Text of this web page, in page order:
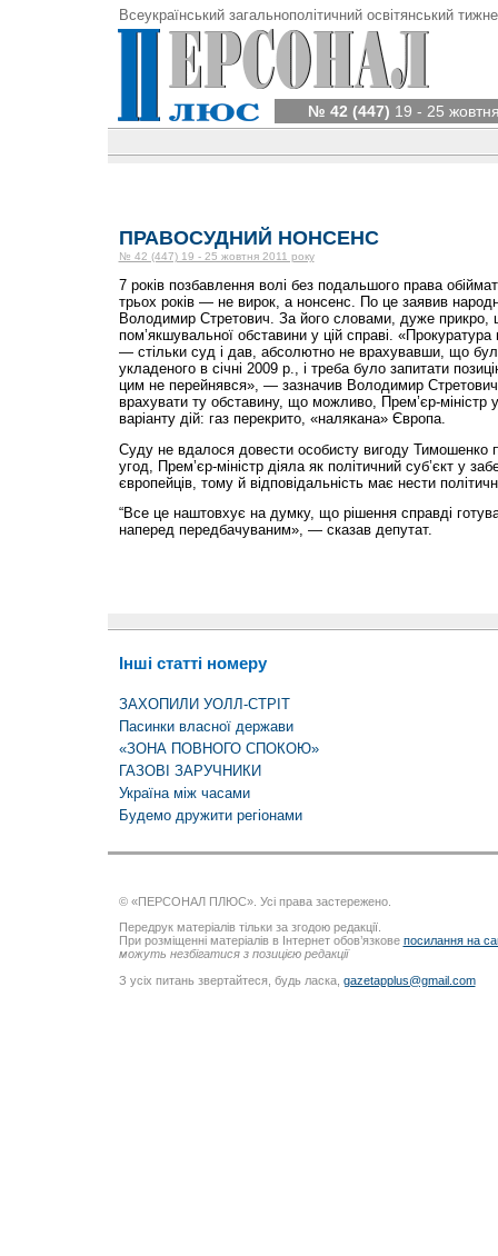
Всеукраїнський загальнополітичний освітянський
№ 42 (447) 19 - 25
ПРАВОСУДНИЙ НОНСЕНС
№ 42 (447) 19 - 25 жовтня 2011 року
7 років позбавлення волі без подальшого права
трьох років — не вирок, а нонсенс. По це заявив
Володимир Стретович. За його словами, дуже
пом’якшувальної обставини у цій справі. «Прокуратура
— стільки суд і дав, абсолютно не врахувавши, що
укладеного в січні 2009 р., і треба було запитати
цим не перейнявся», — зазначив Володимир
врахувати ту обставину, що можливо, Прем’єр-міністр
варіанту дій: газ перекрито, «налякана» Європа.
Суду не вдалося довести особисту вигоду Тимошенко
угод, Прем’єр-міністр діяла як політичний суб’єкт у
європейців, тому й відповідальність має нести
“Все це наштовхує на думку, що рішення справді
наперед передбачуваним», — сказав депутат.
Інші статті номеру
ЗАХОПИЛИ УОЛЛ-СТРІТ
Пасинки власної держави
«ЗОНА ПОВНОГО СПОКОЮ»
ГАЗОВІ ЗАРУЧНИКИ
Україна між часами
Будемо дружити регіонами
© «ПЕРСОНАЛ ПЛЮС». Усі права застережено.
Передрук матеріалів тільки за згодою редакції.
При розміщенні матеріалів в Інтернет обов’язкове посилання на
можуть незбігатися з позицією редакції
З усіх питань звертайтеся, будь ласка, gazetapplus@gmail.com